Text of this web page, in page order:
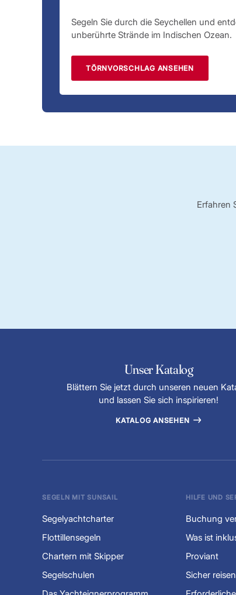
Segeln Sie durch die Seychellen und
unberührte Strände im Indischen Ozean.
TÖRNVORSCHLAG ANSEHEN
Erfahren
Unser Katalog
Blättern Sie jetzt durch unseren neuen
und lassen Sie sich inspirieren!
KATALOG ANSEHEN
SEGELN MIT SUNSAIL
Segelyachtcharter
Flottillensegeln
Chartern mit Skipper
Segelschulen
HILFE UND
Buchung
Was ist
Proviant
Sicher reisen